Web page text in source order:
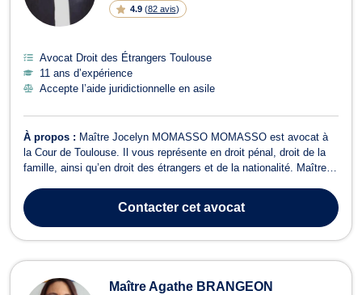
4.9 (82 avis)
Avocat Droit des Étrangers Toulouse
11 ans d’expérience
Accepte l’aide juridictionnelle en asile
À propos : Maître Jocelyn MOMASSO MOMASSO est avocat à
la Cour de Toulouse. Il vous représente en droit pénal, droit de la
famille, ainsi qu’en droit des étrangers et de la nationalité. Maître
saura vous conseiller en cas de litiges afférents à la séparation, au
divorce, à l...
Contactercet avocat
Maître Agathe BRANGEON